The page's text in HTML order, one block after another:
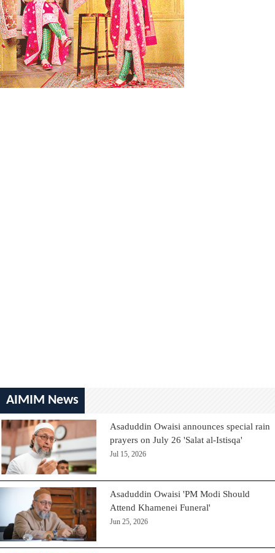
AIMIM News
Asaduddin Owaisi announces special rain
prayers on July 26 'Salat al-Istisqa'
Jul 15, 2026
Asaduddin Owaisi 'PM Modi Should
Attend Khamenei Funeral'
Jun 25, 2026